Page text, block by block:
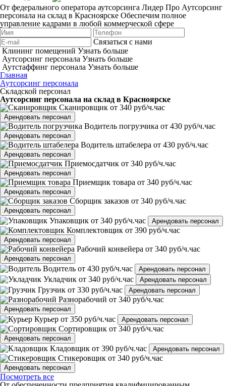
От федерального оператора аутсорсинга Лидер Про Аутсорсинг
персонала на склад в Красноярске Обеспечим полное
управление кадрами в любой коммерческой сфере
Связаться с нами
Клининг помещений Узнать больше
Аутсорсинг персонала Узнать больше
Аутстаффинг персонала Узнать больше
Главная
Аутсорсинг персонала
Складской персонал
Аутсорсинг персонала на склад в Красноярске
Сканировщик от 340 руб/ч.час
Арендовать персонал
Водитель погрузчика от 430 руб/ч.час
Арендовать персонал
Водитель штабелера от 430 руб/ч.час
Арендовать персонал
Приемосдатчик от 340 руб/ч.час
Арендовать персонал
Приемщик товара от 340 руб/ч.час
Арендовать персонал
Сборщик заказов от 340 руб/ч.час
Арендовать персонал
Упаковщик от 340 руб/ч.час Арендовать персонал
Комплектовщик от 390 руб/ч.час
Арендовать персонал
Рабочий конвейера от 340 руб/ч.час
Арендовать персонал
Водитель от 430 руб/ч.час Арендовать персонал
Укладчик от 340 руб/ч.час Арендовать персонал
Грузчик от 330 руб/ч.час Арендовать персонал
Разнорабочий от 340 руб/ч.час
Арендовать персонал
Курьер от 350 руб/ч.час Арендовать персонал
Сортировщик от 340 руб/ч.час
Арендовать персонал
Кладовщик от 390 руб/ч.час Арендовать персонал
Стикеровщик от 340 руб/ч.час
Арендовать персонал
Посмотреть все